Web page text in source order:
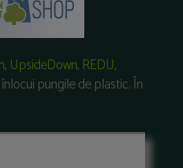
, UpsideDown, REDU,
pungile de plastic. În